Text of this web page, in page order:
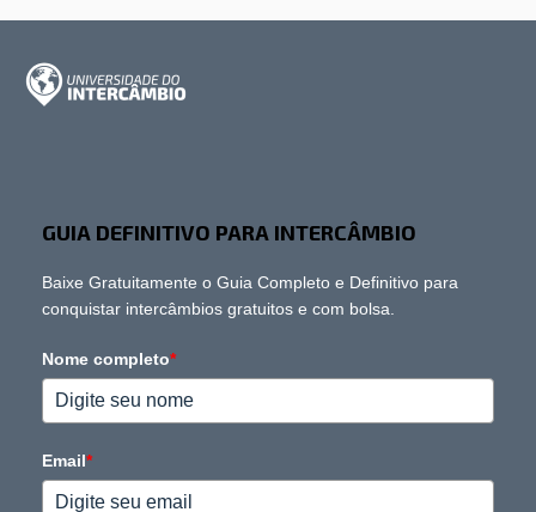
GUIA DEFINITIVO PARA INTERCÂMBIO
Baixe Gratuitamente o Guia Completo e Definitivo para
conquistar intercâmbios gratuitos e com bolsa.
Nome completo*
Email*